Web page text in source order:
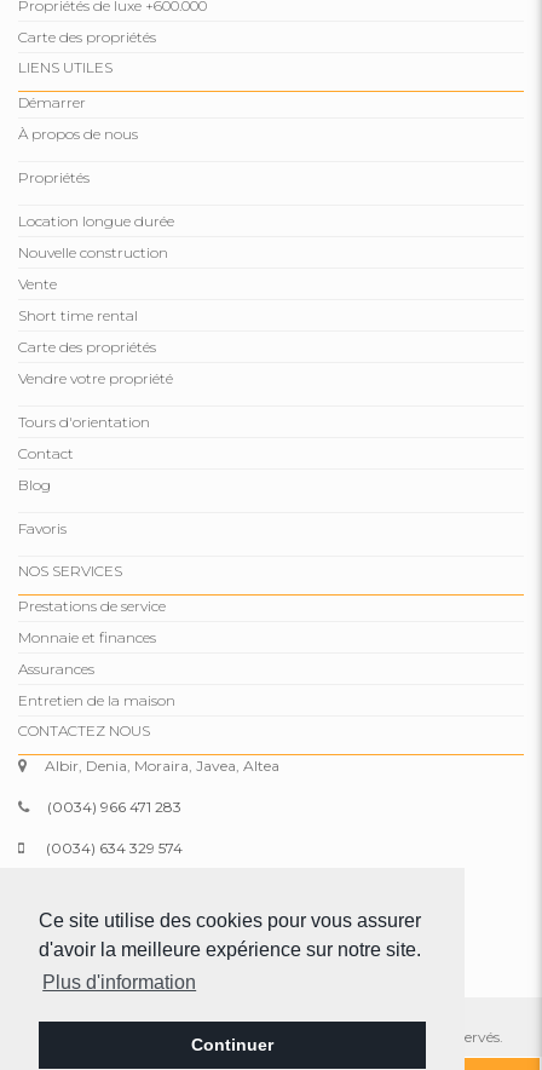
Ce site utilise des cookies pour vous assurer
d'avoir la meilleure expérience sur notre site.
Plus d'information
Continuer
Propriétés de luxe +600.000
Carte des propriétés
LIENS UTILES
Démarrer
À propos de nous
Propriétés
Location longue durée
Nouvelle construction
Vente
Short time rental
Carte des propriétés
Vendre votre propriété
Tours d'orientation
Contact
Blog
Favoris
NOS SERVICES
Prestations de service
Monnaie et finances
Assurances
Entretien de la maison
CONTACTEZ NOUS
Albir, Denia, Moraira, Javea, Altea
(0034) 966 471 283
(0034) 634 329 574
www.comparepropertiesspain.com
© 2026 Compare Properties Spain S.L. Tous les droits sont réservés.